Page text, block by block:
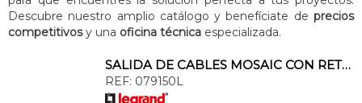
Descubre nuestro amplio catálogo y benefíciate de precios
competitivosy una oficina técnica especializada.
SALIDA DE CABLES MOSAIC CON RETENEDOR 2 MÓDULOS, NEGRO MATE
REF: 079150L